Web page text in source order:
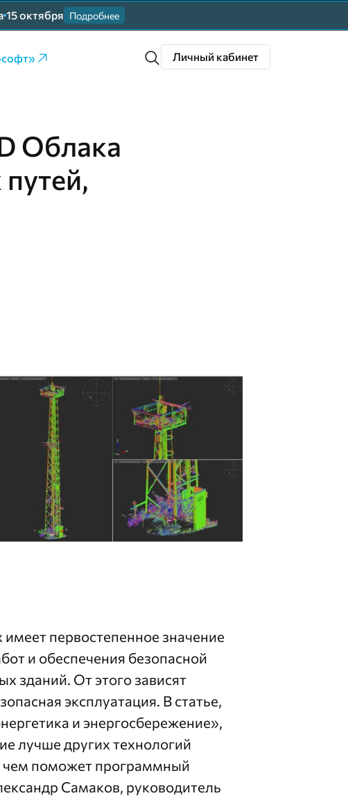
15 октября Подробнее
Личный кабинет
Облака
первостепенное значение
и обеспечения безопасной
зданий. От этого зависят
эксплуатация. В статье,
и энергосбережение»,
лучше других технологий
чем поможет программный
Самаков, руководитель